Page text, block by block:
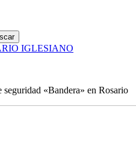
«Bandera» en Rosario